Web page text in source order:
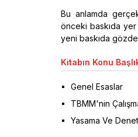
Bu anlamda
önceki baskıda yer
yeni baskıda
Kitabın Konu
Genel Esaslar
TBMM'nin
Yasama Ve